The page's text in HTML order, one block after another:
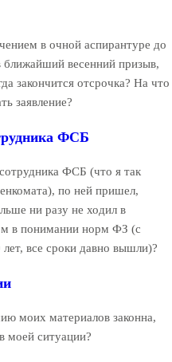
в очной аспирантуре до
весенний призыв,
закончится отсрочка? На что
заявление?
ФСБ
ФСБ (что я так
по ней пришел,
ни разу не ходил в
в понимании норм ФЗ (с
все сроки давно вышли)?
моих материалов законна,
моей ситуации?